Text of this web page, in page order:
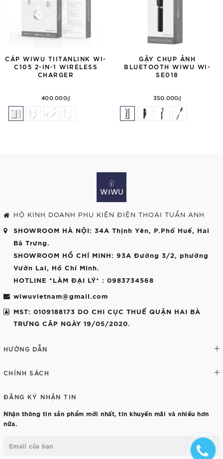
CÁP WIWU TIITANLINK WI-
C105 2-IN-1 WIRELESS
CHARGER
400.000₫
GẬY CHỤP ẢNH
BLUETOOTH WIWU WI-
SE018
350.000₫
HỘ KINH DOANH PHỤ KIỆN ĐIỆN THOẠI TUẤN ANH
SHOWROOM HÀ NỘI: 34A Thịnh Yên, P.Phố Huế, Hai
Bà Trưng.
SHOWROOM HỒ CHÍ MINH: 93A Đường 3/2, phường
Vườn Lai, Hồ Chí Minh.
HOTLINE *LÀM ĐẠI LÝ* : 0983734568
wiwuvietnam@gmail.com
MST: 0109188173 DO CHI CỤC THUẾ QUẬN HAI BÀ
TRƯNG CÂP NGÀY 19/05/2020.
HƯỚNG DẪN
CHÍNH SÁCH
ĐĂNG KÝ NHẬN TIN
Nhận thông tin sản phẩm mới nhất, tin khuyến mãi và nhiều hơn
nữa.